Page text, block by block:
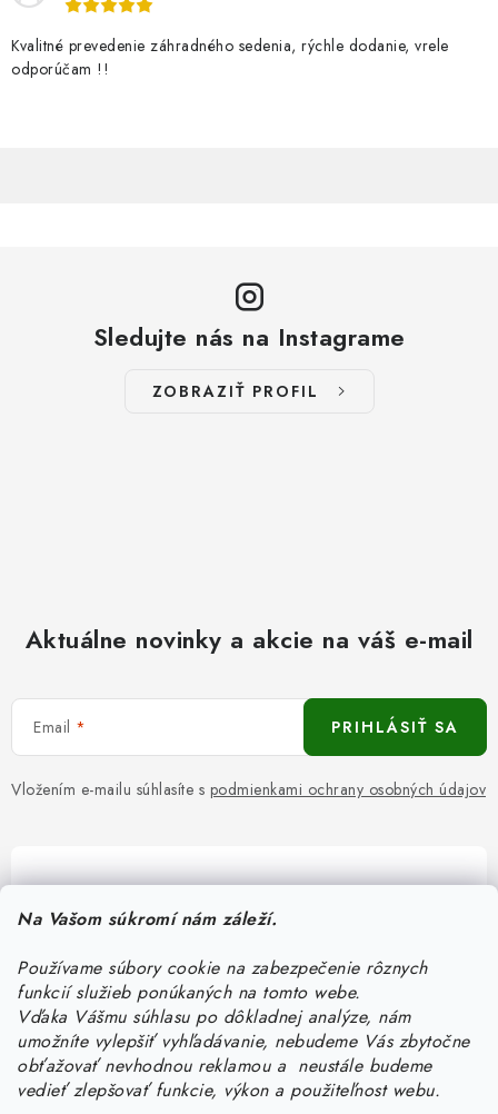
Na Vašom súkromí nám záleží.
Používame súbory cookie na zabezpečenie rôznych
funkcií služieb ponúkaných na tomto webe.
Vďaka Vášmu súhlasu po dôkladnej analýze, nám
umožníte vylepšiť vyhľadávanie, nebudeme Vás zbytočne
obťažovať nevhodnou reklamou a neustále budeme
vedieť zlepšovať funkcie, výkon a použiteľnost webu.
Kvalitné prevedenie záhradného sedenia, rýchle dodanie, vrele
odporúčam !!
Sledujte nás na Instagrame
ZOBRAZIŤ PROFIL
Aktuálne novinky a akcie na váš e-mail
Email
Vložením e-mailu súhlasíte s podmienkami ochrany osobných údajov
PRIHLÁSIŤ SA
Pomôžeme vám s výberom
Potrebujete s niečím poradiť? Sme tu pre vás!
objednavky@kurin.sk
0950456469